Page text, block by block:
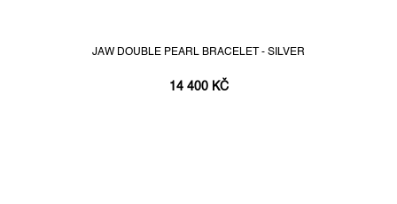
JAW DOUBLE PEARL BRACELET - SILVER
14 400 KČ